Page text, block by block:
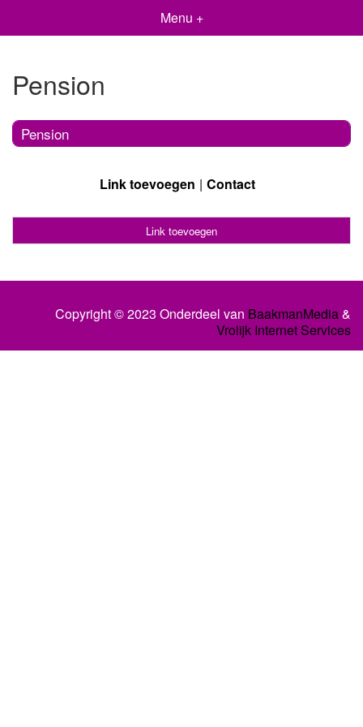
Menu +
Pension
Pension
Link toevoegen Contact
Link toevoegen
Copyright © 2023 Onderdeel van BaakmanMedia&
Vrolijk Internet Services